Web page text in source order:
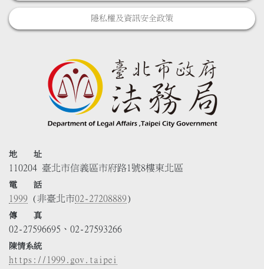
隱私權及資訊安全政策
地 址
110204 臺北市信義區市府路1號8樓東北區
電 話
1999 (非臺北市02-27208889)
傳 真
02-27596695、02-27593266
陳情系統
https://1999.gov.taipei